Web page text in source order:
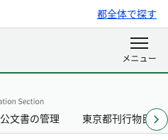
都全体で探す
公文書の管理 東京都刊行物目録